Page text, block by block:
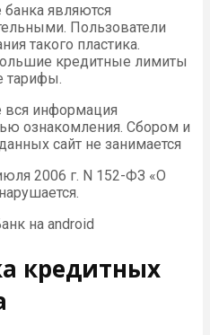
являются
Пользователи
такого пластика.
кредитные лимиты
тарифы.
вся информация
ознакомления. Сбором и
сайт не занимается
2006 г. N 152-ФЗ «О
на android
кредитных